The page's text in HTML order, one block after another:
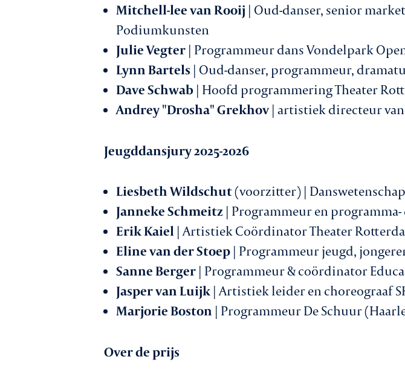
Mitchell-lee van Rooij | Oud-danser, senior
Podiumkunsten
Julie Vegter | Programmeur dans Vondelpark
Lynn Bartels | Oud-danser, programmeur,
Dave Schwab | Hoofd programmering Theater
Andrey "Drosha" Grekhov| artistiek directeur van
Jeugddansjury 2025-2026
Liesbeth Wildschut(voorzitter) |
Janneke Schmeitz | Programmeur en
Erik Kaiel | Artistiek Coördinator Theater
Eline van der Stoep | Programmeur jeugd,
Sanne Berger | Programmeur & coördinator
Jasper van Luijk | Artistiek leider en choreograaf
Marjorie Boston | Programmeur De Schuur
Over de prijs